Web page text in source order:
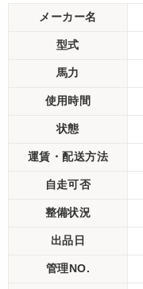
メーカー名
型式
馬力
使用時間
状態
運賃・配送方法
自走可否
整備状況
出品日
管理NO.